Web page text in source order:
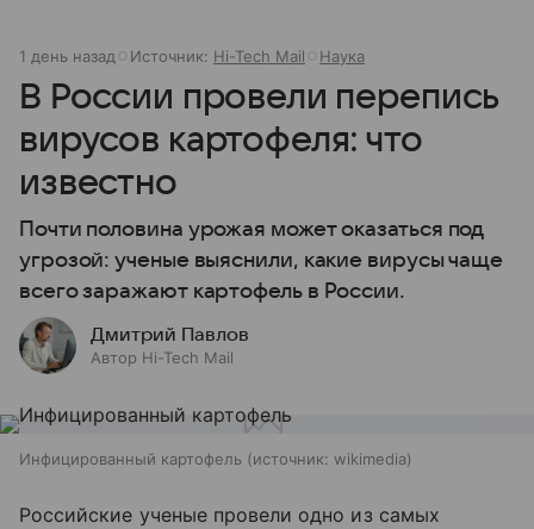
1 день назад Источник: Hi-Tech Mail Наука
В России провели перепись
вирусов картофеля: что
известно
Почти половина урожая может оказаться под
угрозой: ученые выяснили, какие вирусы чаще
всего заражают картофель в России.
Дмитрий Павлов
Автор Hi-Tech Mail
Инфицированный картофель источник: wikimedia
Российские ученые провели одно из самых